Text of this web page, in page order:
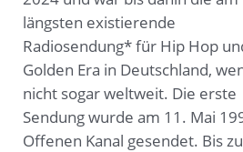
längsten existierende
Radiosendung* für Hip Hop
Golden Era in Deutschland,
nicht sogar weltweit. Die erste
Sendung wurde am 11. Mai
Offenen Kanal gesendet. Bis